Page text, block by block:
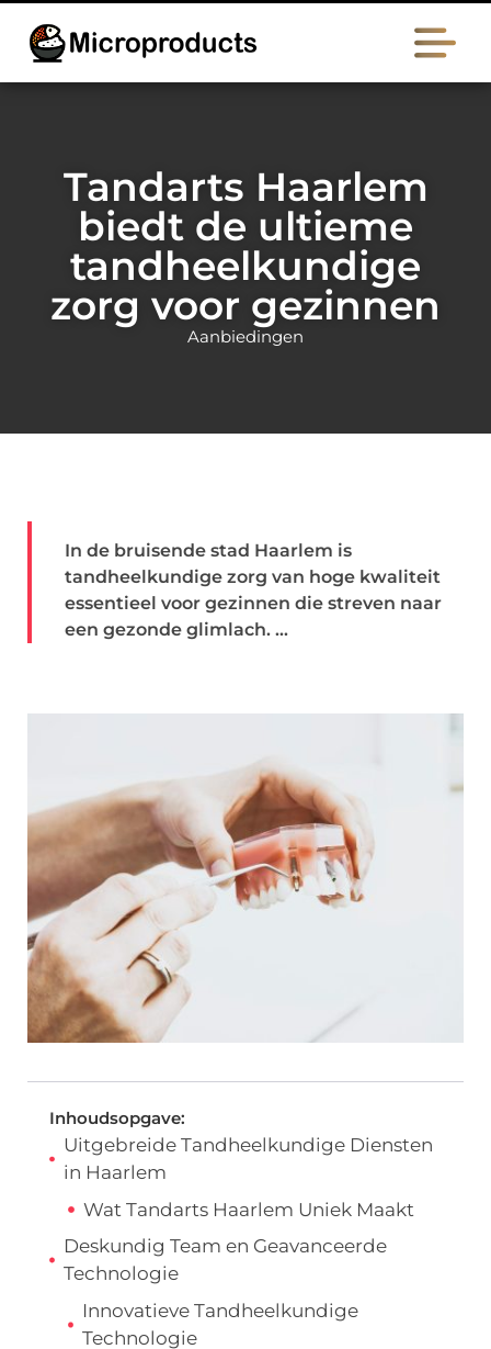
Tandarts Haarlem
biedt de ultieme
tandheelkundige
zorg voor gezinnen
Aanbiedingen
In de bruisende stad Haarlem is
tandheelkundige zorg van hoge kwaliteit
essentieel voor gezinnen die streven naar
een gezonde glimlach. ...
Inhoudsopgave:
Uitgebreide Tandheelkundige Diensten
in Haarlem
Wat Tandarts Haarlem Uniek Maakt
Deskundig Team en Geavanceerde
Technologie
Innovatieve Tandheelkundige
Technologie